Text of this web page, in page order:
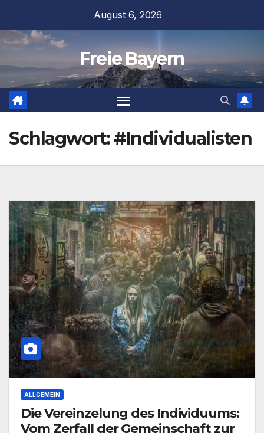
springen
August 6, 2026
Freie Bayern
Schlagwort:#Individualisten
ALLGEMEIN
Die Vereinzelung des Individuums:
Vom Zerfall der Gemeinschaft zur